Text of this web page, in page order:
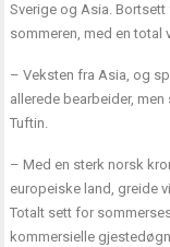
Sverige og Asia. Bortsett
sommeren, med en total
– Veksten fra Asia, og
allerede bearbeider,
Tuftin.
– Med en sterk norsk
europeiske land, greide
Totalt sett for
kommersielle